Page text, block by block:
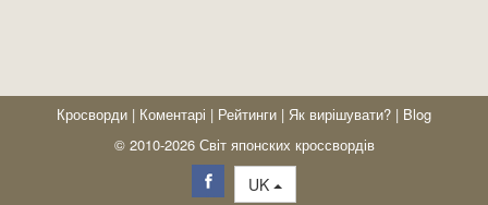
Кросворди | Коментарі | Рейтинги | Як вирішувати? | Blog
© 2010-2026 Світ японских кроссвордів
UK